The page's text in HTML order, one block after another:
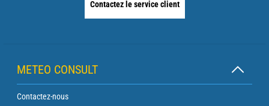
Contactez le service client
METEO CONSULT
Contactez-nous